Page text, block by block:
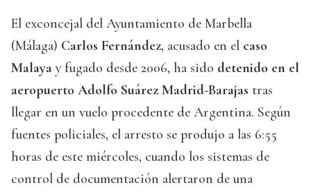
El exconcejal del Ayuntamiento de Marbella
(Málaga) Carlos Fernández, acusado en el caso
Malaya y fugado desde 2006, ha sido detenido en el
aeropuerto Adolfo Suárez Madrid-Barajas tras
llegar en un vuelo procedente de Argentina. Según
fuentes policiales, el arresto se produjo a las 6:55
horas de este miércoles, cuando los sistemas de
control de documentación alertaron de una